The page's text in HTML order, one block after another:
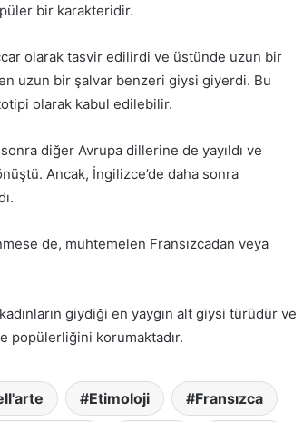
bir karakteridir.
olarak tasvir edilirdi ve üstünde uzun bir
uzun bir şalvar benzeri giysi giyerdi. Bu
olarak kabul edilebilir.
diğer Avrupa dillerine de yayıldı ve
Ancak, İngilizce’de daha sonra
de, muhtemelen Fransızcadan veya
giydiği en yaygın alt giysi türüdür ve
popülerliğini korumaktadır.
Etimoloji Fransızca